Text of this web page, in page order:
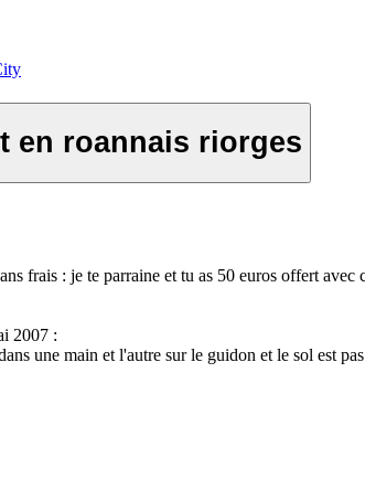
en roannais riorges
frais : je te parraine et tu as 50 euros offert
2007 :
une main et l'autre sur le guidon et le sol est